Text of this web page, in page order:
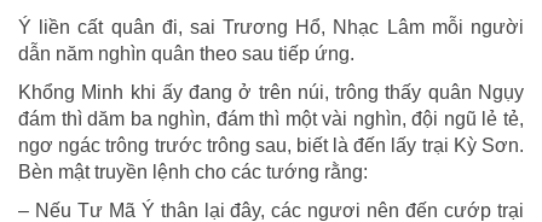
Ý liền cất quân đi, sai Trương Hổ, Nhạc Lâm mỗi người
dẫn năm nghìn quân theo sau tiếp ứng.
Khổng Minh khi ấy đang ở trên núi, trông thấy quân Ngụy
đám thì dăm ba nghìn, đám thì một vài nghìn, đội ngũ lẻ tẻ,
ngơ ngác trông trước trông sau, biết là đến lấy trại Kỳ Sơn.
Bèn mật truyền lệnh cho các tướng rằng:
– Nếu Tư Mã Ý thân lại đây, các ngươi nên đến cướp trại